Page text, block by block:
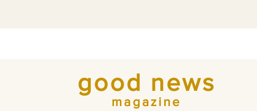
good news
magazine